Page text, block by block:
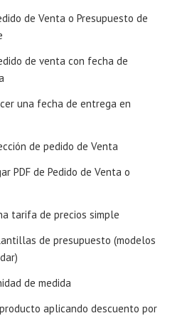
de Venta o Presupuesto de
de venta con fecha de
una fecha de entrega en
de pedido de Venta
PDF de Pedido de Venta o
tarifa de precios simple
de presupuesto (modelos
de medida
aplicando descuento por